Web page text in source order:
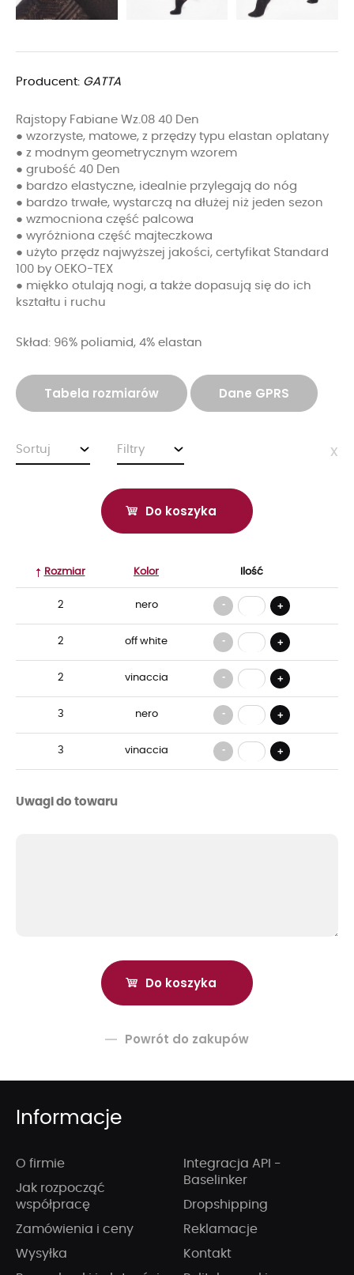
Producent: GATTA
Rajstopy Fabiane Wz.08 40 Den
● wzorzyste, matowe, z przędzy typu elastan oplatany
● z modnym geometrycznym wzorem
● grubość 40 Den
● bardzo elastyczne, idealnie przylegają do nóg
● bardzo trwałe, wystarczą na dłużej niż jeden sezon
● wzmocniona część palcowa
● wyróżniona część majteczkowa
● użyto przędz najwyższej jakości, certyfikat Standard
100 by OEKO-TEX
● miękko otulają nogi, a także dopasują się do ich
kształtu i ruchu
Skład: 96% poliamid, 4% elastan
Tabela rozmiarów Dane GPRS
Sortuj Filtry x
Do koszyka
Rozmiar Kolor Ilość
2 nero - +
2 off white - +
2 vinaccia - +
3 nero - +
3 vinaccia - +
Uwagi do towaru
Powrót do zakupów
Informacje
O firmie
Jak rozpocząć
współpracę
Zamówienia i ceny
Wysyłka
Integracja API -
Baselinker
Dropshipping
Reklamacje
Kontakt